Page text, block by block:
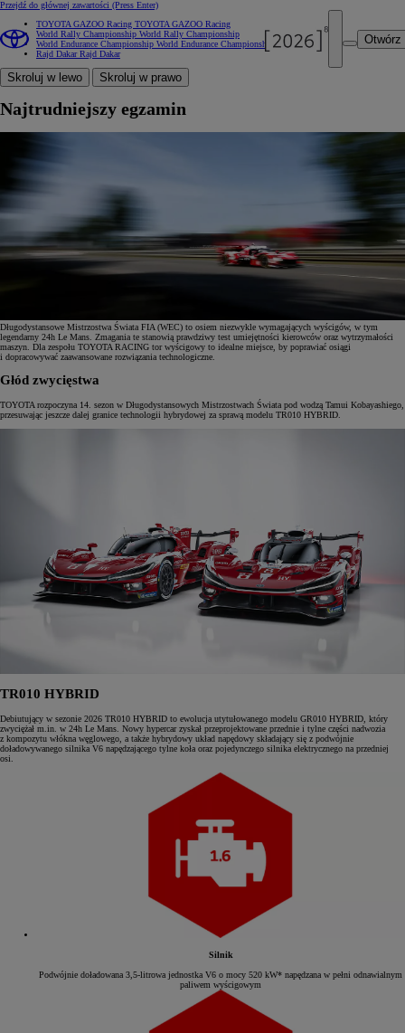
Przejdź do głównej zawartości (Press Enter)
Otwórz
TOYOTA GAZOO Racing TOYOTA GAZOO Racing
World Rally Championship World Rally Championship
World Endurance Championship World Endurance Championship
Rajd DakarRajd Dakar
Skroluj w lewo Skroluj w prawo
Najtrudniejszy egzamin
Długodystansowe Mistrzostwa Świata FIA (WEC) to osiem niezwykle wymagających wyścigów, w tym
legendarny 24h Le Mans. Zmagania te stanowią prawdziwy test umiejętności kierowców oraz wytrzymałości
maszyn. Dla zespołu TOYOTA RACING tor wyścigowy to idealne miejsce, by poprawiać osiągi
i dopracowywać zaawansowane rozwiązania technologiczne.
Głód zwycięstwa
TOYOTA rozpoczyna 14. sezon w Długodystansowych Mistrzostwach Świata pod wodzą Tamui Kobayashiego,
przesuwając jeszcze dalej granice technologii hybrydowej za sprawą modelu TR010 HYBRID.
TR010 HYBRID
Debiutujący w sezonie 2026 TR010 HYBRID to ewolucja utytułowanego modelu GR010 HYBRID, który
zwyciężał m.in. w 24h Le Mans. Nowy hypercar zyskał przeprojektowane przednie i tylne części nadwozia
z kompozytu włókna węglowego, a także hybrydowy układ napędowy składający się z podwójnie
doładowywanego silnika V6 napędzającego tylne koła oraz pojedynczego silnika elektrycznego na przedniej
osi.
Silnik
Podwójnie doładowana 3,5-litrowa jednostka V6 o mocy 520 kW* napędzana w pełni odnawialnym
paliwem wyścigowym